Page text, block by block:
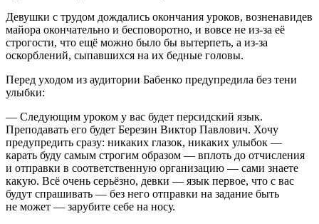
Девушки с трудом дождались окончания уроков, возненавидев
майора окончательно и бесповоротно, и вовсе не из-за её
строгости, что ещё можно было бы вытерпеть, а из-за
оскорблений, сыпавшихся на их бедные головы.
Перед уходом из аудитории Бабенко предупредила без тени
улыбки:
— Следующим уроком у вас будет персидский язык.
Преподавать его будет Березин Виктор Павлович. Хочу
предупредить сразу: никаких глазок, никаких улыбок —
карать буду самым строгим образом — вплоть до отчисления
и отправки в соответственную организацию — сами знаете
какую. Всё очень серьёзно, девки — язык первое, что с вас
будут спрашивать — без него отправки на задание быть
не может — зарубите себе на носу.